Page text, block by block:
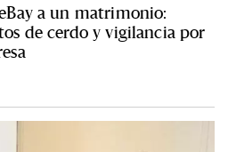
a un matrimonio:
de cerdo y vigilancia por